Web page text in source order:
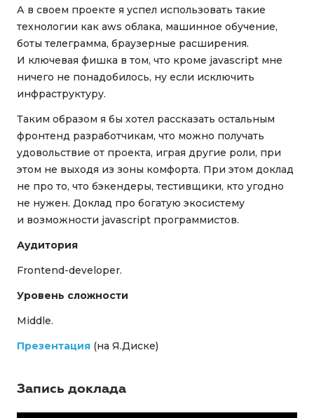
А в своем проекте я успел использовать такие
технологии как aws облака, машинное обучение,
боты телеграмма, браузерные расширения.
И ключевая фишка в том, что кроме javascript мне
ничего не понадобилось, ну если исключить
инфраструктуру.
Таким образом я бы хотел рассказать остальным
фронтенд разработчикам, что можно получать
удовольствие от проекта, играя другие роли, при
этом не выходя из зоны комфорта. При этом доклад
не про то, что бэкендеры, тестивщики, кто угодно
не нужен. Доклад про богатую экосистему
и возможности javascript программистов.
Аудитория
Frontend-developer.
Уровень сложности
Middle.
Презентация (на Я.Диске)
Запись доклада